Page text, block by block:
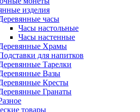
изделия
часы
Часы настольные
Часы настенные
Храмы
для напитков
Тарелки
Вазы
Кресты
Гранаты
товары